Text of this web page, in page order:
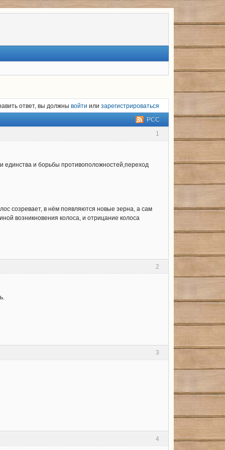
ответ, вы должны войти или зарегистрироваться
РСС
1
единства и борьбы противоположностей,переход
созревает, в нём появляются новые зерна, а сам
возникновения колоса, и отрицание колоса
2
3
4